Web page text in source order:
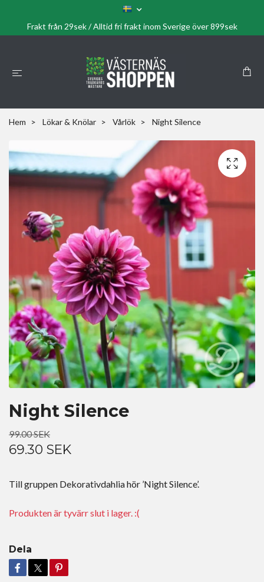
Frakt från 29sek / Alltid fri frakt inom Sverige över 899sek
Hem Lökar & Knölar Vårlök Night Silence
Night Silence
99.00 SEK
69.30 SEK
Till gruppen Dekorativdahlia hör ’Night Silence’.
Produkten är tyvärr slut i lager. :(
Dela